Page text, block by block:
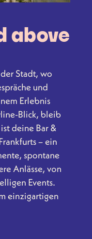
above
Stadt, wo
und
Erlebnis
Blick, bleib
deine Bar &
– ein
spontane
Anlässe, von
Events.
einzigartigen